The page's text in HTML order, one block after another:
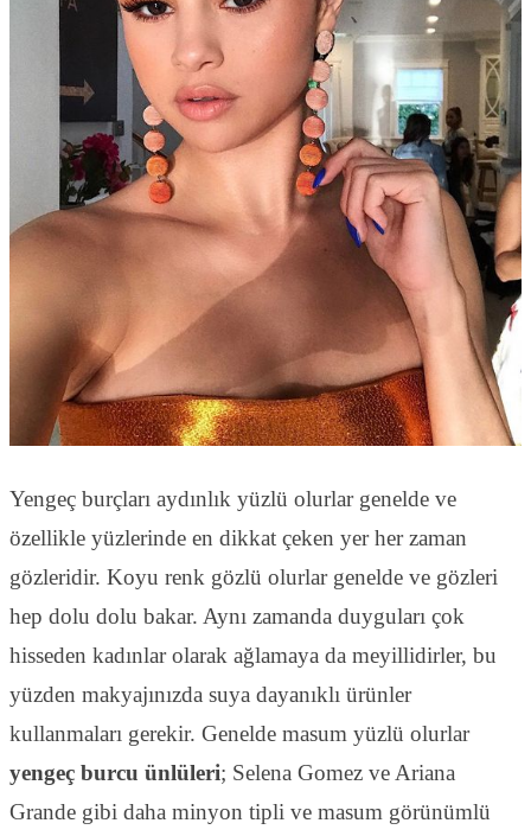
Yengeç burçları aydınlık yüzlü olurlar genelde ve
özellikle yüzlerinde en dikkat çeken yer her zaman
gözleridir. Koyu renk gözlü olurlar genelde ve gözleri
hep dolu dolu bakar. Aynı zamanda duyguları çok
hisseden kadınlar olarak ağlamaya da meyillidirler, bu
yüzden makyajınızda suya dayanıklı ürünler
kullanmaları gerekir. Genelde masum yüzlü olurlar
yengeç burcu ünlüleri; Selena Gomez ve Ariana
Grande gibi daha minyon tipli ve masum görünümlü